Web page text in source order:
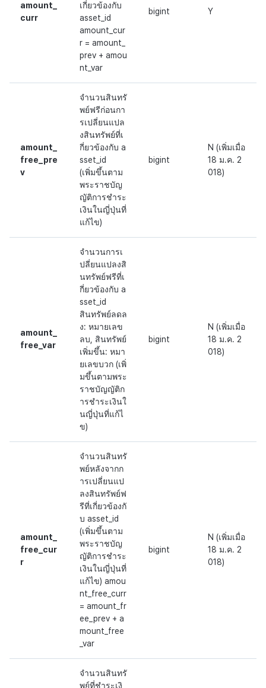
amount_
curr
เกี่ยวข้องกับ
asset_id
amount_cur
r = amount_
prev + amou
nt_var
bigint Y
amount_
free_pre
v
จำนวนสินทรั
พย์ฟรีก่อนกา
รเปลี่ยนแปล
งสินทรัพย์ที่เ
กี่ยวข้องกับ a
sset_id
(เพิ่มขึ้นตาม
พระราชบัญ
ญัติการชำระ
เงินในญี่ปุ่นที่
แก้ไข)
bigint
N (เพิ่มเมื่อ
18 ม.ค. 2
018)
amount_
free_var
จำนวนการเ
ปลี่ยนแปลงสิ
นทรัพย์ฟรีที่เ
กี่ยวข้องกับ a
sset_id
สินทรัพย์ลดล
ง: หมายเลข
ลบ, สินทรัพย์
เพิ่มขึ้น: หมา
ยเลขบวก (เพิ่
มขึ้นตามพระ
ราชบัญญัติก
ารชำระเงินใ
นญี่ปุ่นที่แก้ไ
ข)
bigint
N (เพิ่มเมื่อ
18 ม.ค. 2
018)
amount_
free_cur
r
จำนวนสินทรั
พย์หลังจากก
ารเปลี่ยนแป
ลงสินทรัพย์ฟ
รีที่เกี่ยวข้องกั
บ asset_id
(เพิ่มขึ้นตาม
พระราชบัญ
ญัติการชำระ
เงินในญี่ปุ่นที่
แก้ไข) amou
nt_free_curr
= amount_fr
ee_prev + a
mount_free
_var
bigint
N (เพิ่มเมื่อ
18 ม.ค. 2
018)
จำนวนสินทรั
พย์ที่ชำระเงิ